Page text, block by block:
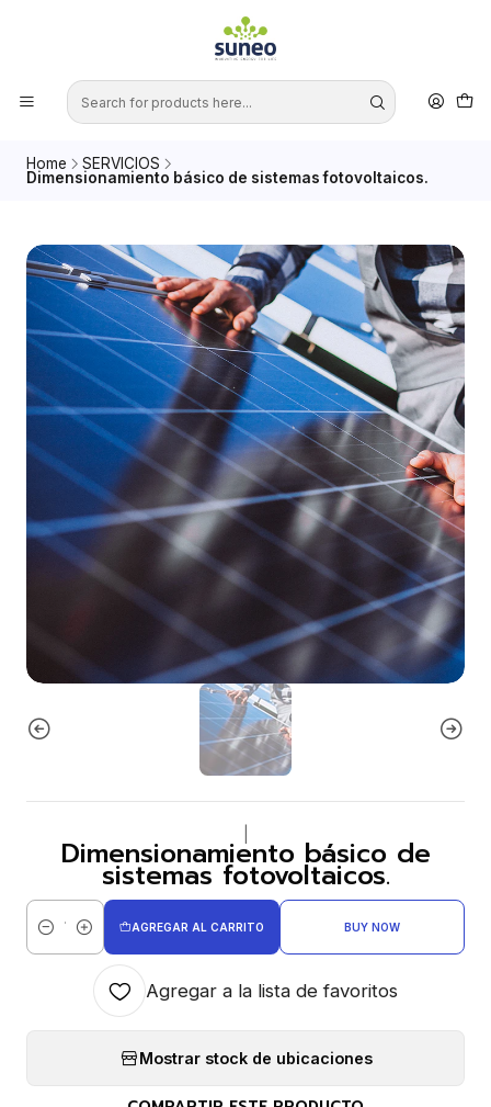
Home
SERVICIOS
Dimensionamiento básico de sistemas fotovoltaicos.
Dimensionamiento básico de
sistemas fotovoltaicos.
Cantidad
AGREGAR AL CARRITO BUY NOW
Agregar a la lista de favoritos
Mostrar stock de ubicaciones